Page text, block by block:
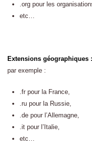
.org pour les
etc…
Extensions géographiques :
par exemple :
.fr pour la France,
.ru pour la Russie,
.de pour l’Allemagne,
.it pour l’Italie,
etc…